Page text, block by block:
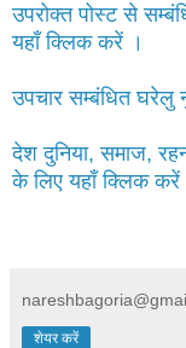
उपरोक्त पोस्ट से
यहाँ क्लिक करें ।
उपचार सम्बंधित
देश दुनिया, समाज,
के लिए यहाँ क्लिक करें
शेयर करें